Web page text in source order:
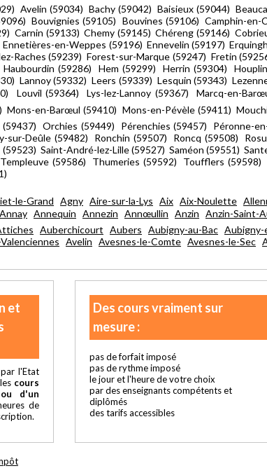
Avelin (59034) Bachy (59042) Baisieux (59044)
Bouvignies (59105) Bouvines (59106) Camphin-en-
Carnin (59133) Chemy (59145) Chéreng (59146)
en-Weppes (59196) Ennevelin (59197)
Raches (59239) Forest-sur-Marque (59247) Fretin
(59286) Hem (59299) Herrin (59304)
Lannoy (59332) Leers (59339) Lesquin (59343)
(59364) Lys-lez-Lannoy (59367) Marcq-en-
en-Barœul (59410) Mons-en-Pévèle (59411)
Orchies (59449) Pérenchies (59457) Péronne-
Deûle (59482) Ronchin (59507) Roncq (59508)
Saint-André-lez-Lille (59527) Saméon (59551)
(59586) Thumeries (59592) Toufflers (59598)
le-Grand Agny Aire-sur-la-Lys Aix Aix-Noulette
Annay Annequin Annezin Annœullin Anzin Anzin-Saint-
Auberchicourt Aubers Aubigny-au-Bac
Avelin Avesnes-le-Comte Avesnes-le-Sec
et
l'Etat
cours
d'un
de
Des cours vraiment sur
mesure :
pas de forfait imposé
pas de rythme imposé
le jour et l'heure de votre choix
par des enseignants compétents et
diplômés
des tarifs accessibles